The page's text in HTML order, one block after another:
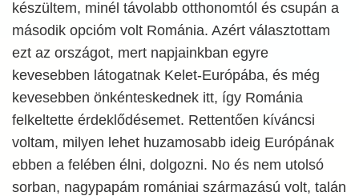
készültem, minél távolabb otthonomtól és csupán a
második opcióm volt Románia. Azért választottam
ezt az országot, mert napjainkban egyre
kevesebben látogatnak Kelet-Európába, és még
kevesebben önkénteskednek itt, így Románia
felkeltette érdeklődésemet. Rettentően kíváncsi
voltam, milyen lehet huzamosabb ideig Európának
ebben a felében élni, dolgozni. No és nem utolsó
sorban, nagypapám romániai származású volt, talán